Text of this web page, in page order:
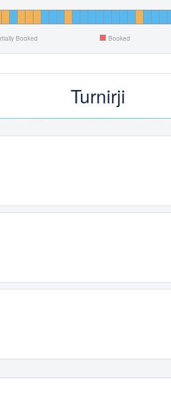
Booked Booked
Turnirji